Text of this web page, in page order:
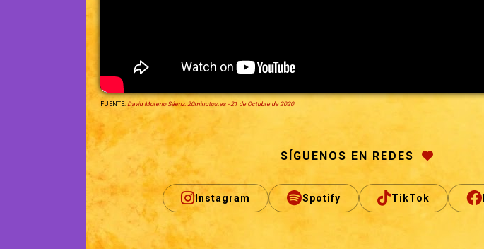
FUENTE: David Moreno Sáenz. 20minutos.es - 21 de Octubre de 2020
SÍGUENOS EN REDES
Instagram Spotify TikTok